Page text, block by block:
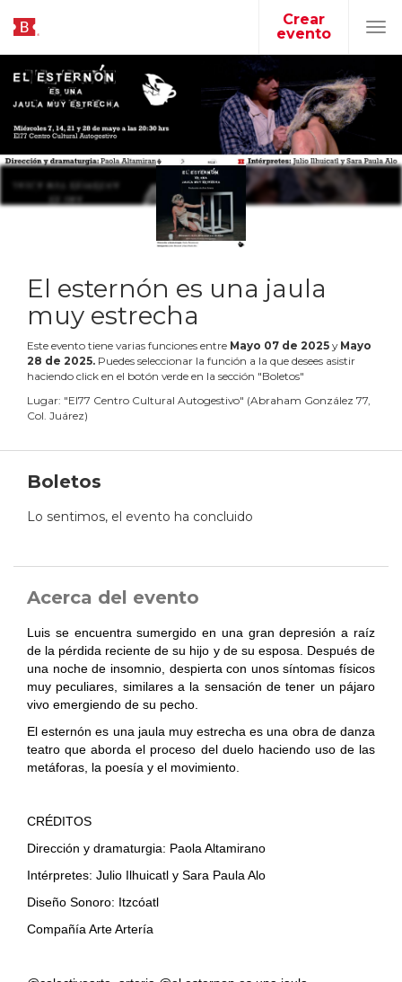
Crear
evento
El esternón es una jaula
muy estrecha
Este evento tiene varias funciones entre Mayo 07 de 2025 y Mayo
28 de 2025. Puedes seleccionar la función a la que desees asistir
haciendo click en el botón verde en la sección "Boletos"
Lugar: "El77 Centro Cultural Autogestivo" (Abraham González 77,
Col. Juárez)
Boletos
Lo sentimos, el evento ha concluido
Acerca del evento
Luis se encuentra sumergido en una gran depresión a raíz
de la pérdida reciente de su hijo y de su esposa. Después de
una noche de insomnio, despierta con unos síntomas físicos
muy peculiares, similares a la sensación de tener un pájaro
vivo emergiendo de su pecho.
El esternón es una jaula muy estrecha es una obra de danza
teatro que aborda el proceso del duelo haciendo uso de las
metáforas, la poesía y el movimiento.
CRÉDITOS
Dirección y dramaturgia: Paola Altamirano
Intérpretes: Julio Ilhuicatl y Sara Paula Alo
Diseño Sonoro: Itzcóatl
Compañía Arte Artería